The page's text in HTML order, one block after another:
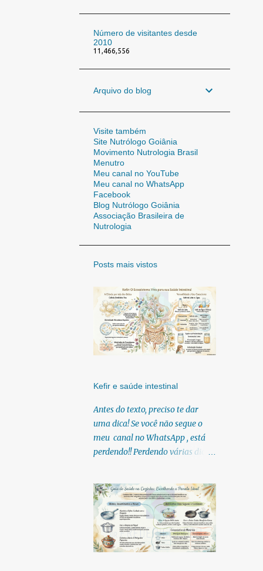
Número de visitantes desde
2010
11,466,556
Arquivo do blog
Visite também
Site Nutrólogo Goiânia
Movimento Nutrologia Brasil
Menutro
Meu canal no YouTube
Meu canal no WhatsApp
Facebook
Blog Nutrólogo Goiânia
Associação Brasileira de
Nutrologia
Posts mais vistos
Kefir e saúde intestinal
Antes do texto, preciso te dar
uma dica! Se você não segue o
meu canal no WhatsApp , está
perdendo!! Perdendo várias dicas,
infográficos, o link para
download dos meus e-books.
Para acessar clique no link:
https://whatsapp.com/channel/0
029Vb6U4AqKgsNzkBhubA40